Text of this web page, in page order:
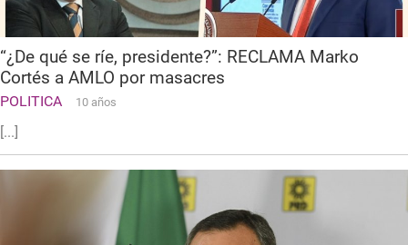
“¿De qué se ríe, presidente?”: RECLAMA Marko
Cortés a AMLO por masacres
POLITICA 10 años
[...]